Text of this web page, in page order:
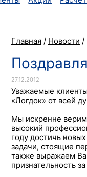
Главная / Новости /
27.12.2012
Уважаемые
«Логдок» от всей
Мы искренне
высокий
году достичь
задачи, стоящие
также выражаем
признательность